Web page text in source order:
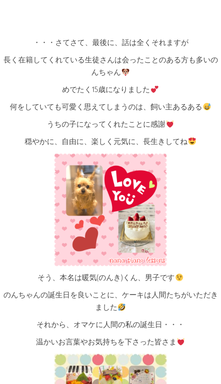
・・・さてさて、最後に、話は全くそれますが
長く在籍してくれている生徒さんは会ったことのある方も多いの
んちゃん
めでたく15歳になりました
何をしていても可愛く思えてしまうのは、飼い主あるある
うちの子になってくれたことに感謝
穏やかに、自由に、楽しく元気に、長生きしてね
そう、本名は暖気(のんき)くん、男子です
のんちゃんの誕生日を良いことに、ケーキは人間たちがいただき
ました
それから、オマケに人間の私の誕生日・・・
温かいお言葉やお気持ちを下さった皆さま